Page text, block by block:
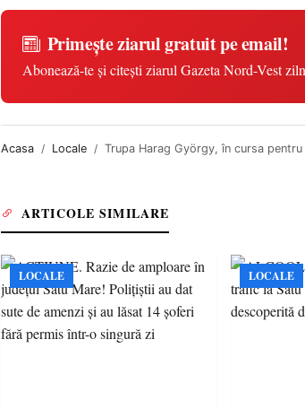
Primește ziarul gratuit pe email!
Abonează-te și citești ziarul Gazeta Nord-Vest
Acasa Locale Trupa Harag György, în cursa pentru
ARTICOLE SIMILARE
LOCALE LOCALE